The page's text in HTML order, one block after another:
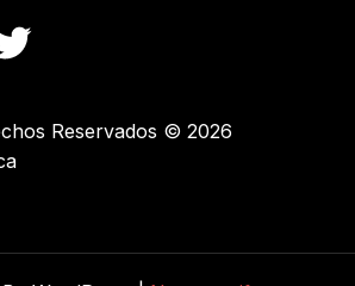
Reservados © 2026